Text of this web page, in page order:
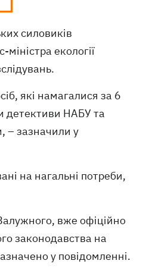
силовиків
екології
які намагалися за 6
детективи НАБУ та
– зазначили у
на нагальні потреби,
вже офіційно
законодавства на
у повідомленні.